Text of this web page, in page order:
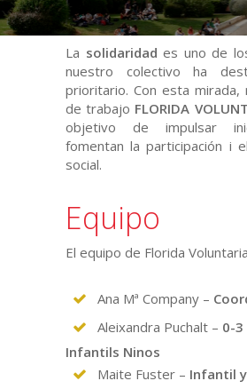
La solidaridad es uno de
nuestro colectivo ha
prioritario. Con esta mirada,
de trabajo FLORIDA
objetivo de impulsar
fomentan la participación i
social.
Equipo
El equipo de Florida
Ana Mª Company –
Aleixandra Puchalt – 0-3
Infantils Ninos
Maite Fuster – Infantil